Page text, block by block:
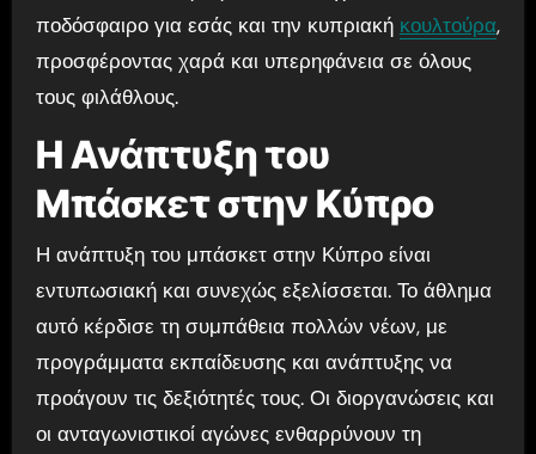
ποδόσφαιρο για εσάς και την κυπριακή κουλτούρα,
προσφέροντας χαρά και υπερηφάνεια σε όλους
τους φιλάθλους.
Η Ανάπτυξη του
Μπάσκετ στην Κύπρο
Η ανάπτυξη του μπάσκετ στην Κύπρο είναι
εντυπωσιακή και συνεχώς εξελίσσεται. Το άθλημα
αυτό κέρδισε τη συμπάθεια πολλών νέων, με
προγράμματα εκπαίδευσης και ανάπτυξης να
προάγουν τις δεξιότητές τους. Οι διοργανώσεις και
οι ανταγωνιστικοί αγώνες ενθαρρύνουν τη